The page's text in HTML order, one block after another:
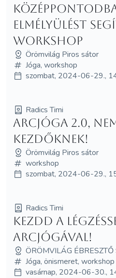
Elmélyülést
workshop
Örömvilág Piros sátor
Jóga, workshop
szombat, 2024-06-29.,
Radics Timi
Arcjóga 2.0,
kezdőknek!
Örömvilág Piros sátor
workshop
szombat, 2024-06-29.,
Radics Timi
Kezdd a
arcjógával!
ÖRÖMVILÁG ÉBRESZTŐ
Jóga, önismeret, workshop
vasárnap, 2024-06-30.,